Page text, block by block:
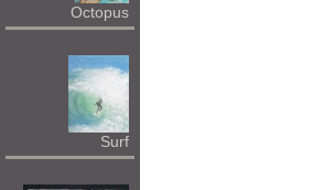
Octopus
Surf